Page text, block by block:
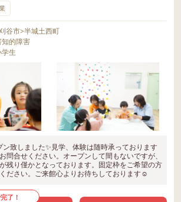
では、1
に寄り添い
成長できる
していま
どもたち
援を行って
診断がな
だけます。
れば、お気
谷市>半城土西町
知的障害
生
致しました✨見学、体験は随時承っております
問合せください。オープンして間もないですが、
残り僅かとなっております。固定枠をご希望の方
ださい。ご来館心よりお待ちしております☺
了！